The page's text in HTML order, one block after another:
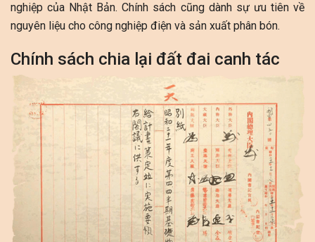
nghiệp của Nhật Bản. Chính sách cũng dành sự ưu tiên về
nguyên liệu cho công nghiệp điện và sản xuất phân bón.
Chính sách chia lại đất đai canh tác